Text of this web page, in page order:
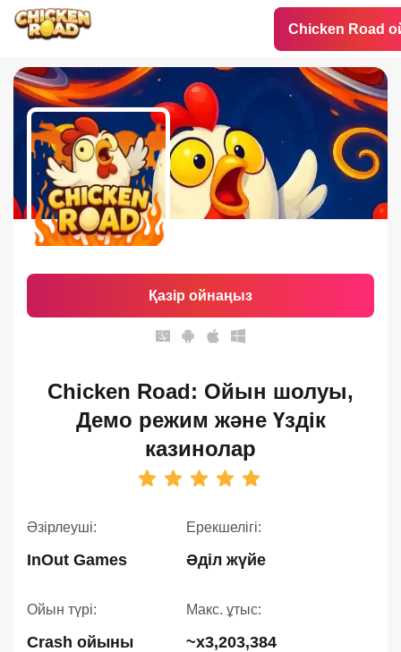
Chicken Road
Қазір ойнаңыз
Chicken Road: Ойын шолуы,
Демо режим және Үздік
казинолар
Әзірлеуші:
InOut Games
Ойын түрі:
Crash ойыны
Ерекшелігі:
Әділ жүйе
Макс. ұтыс:
~x3,203,384